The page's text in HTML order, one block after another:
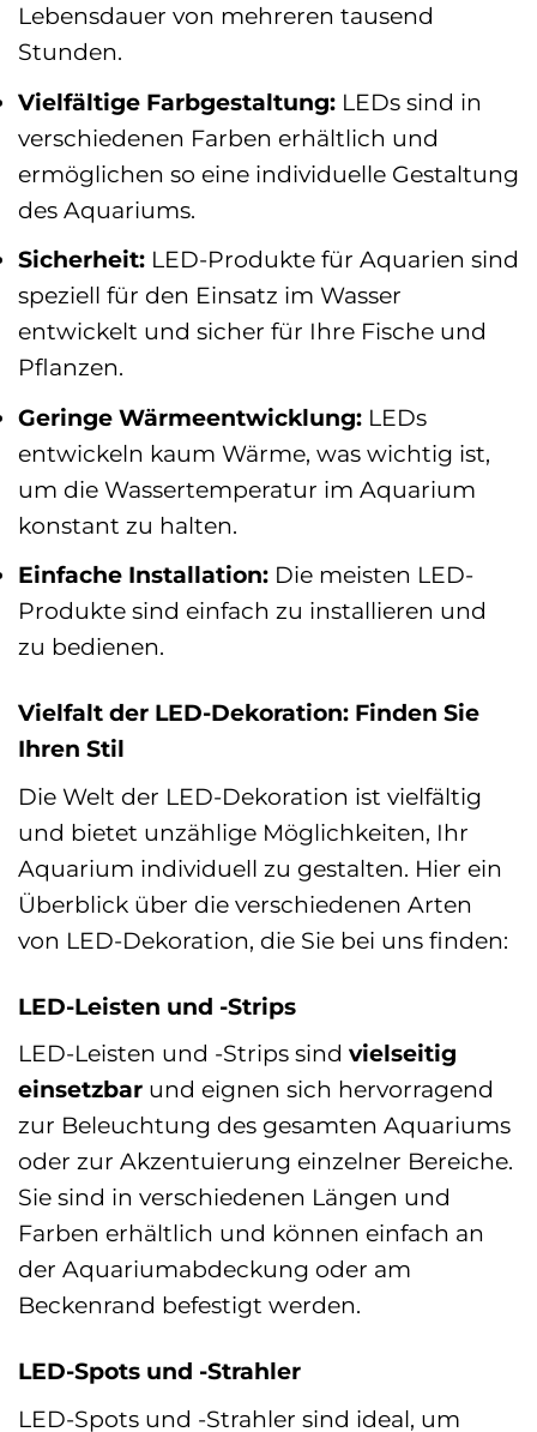
Lebensdauer von mehreren tausend
Stunden.
Vielfältige Farbgestaltung: LEDs sind in
verschiedenen Farben erhältlich und
ermöglichen so eine individuelle Gestaltung
des Aquariums.
Sicherheit: LED-Produkte für Aquarien sind
speziell für den Einsatz im Wasser
entwickelt und sicher für Ihre Fische und
Pflanzen.
Geringe Wärmeentwicklung: LEDs
entwickeln kaum Wärme, was wichtig ist,
um die Wassertemperatur im Aquarium
konstant zu halten.
Einfache Installation: Die meisten LED-
Produkte sind einfach zu installieren und
zu bedienen.
Vielfalt der LED-Dekoration: Finden Sie
Ihren Stil
Die Welt der LED-Dekoration ist vielfältig
und bietet unzählige Möglichkeiten, Ihr
Aquarium individuell zu gestalten. Hier ein
Überblick über die verschiedenen Arten
von LED-Dekoration, die Sie bei uns finden:
LED-Leisten und -Strips
LED-Leisten und -Strips sind vielseitig
einsetzbar und eignen sich hervorragend
zur Beleuchtung des gesamten Aquariums
oder zur Akzentuierung einzelner Bereiche.
Sie sind in verschiedenen Längen und
Farben erhältlich und können einfach an
der Aquariumabdeckung oder am
Beckenrand befestigt werden.
LED-Spots und -Strahler
LED-Spots und -Strahler sind ideal, um